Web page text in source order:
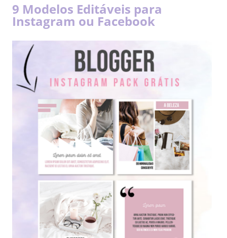
9 Modelos Editáveis para
Instagram ou Facebook